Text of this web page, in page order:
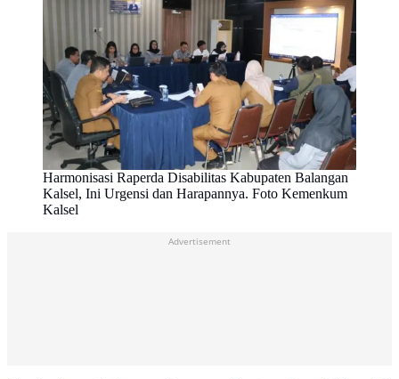
Harmonisasi Raperda Disabilitas Kabupaten Balangan
Kalsel, Ini Urgensi dan Harapannya. Foto Kemenkum
Kalsel
Advertisement